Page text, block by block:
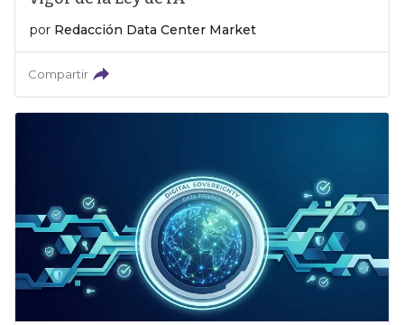
por Redacción Data Center Market
Compartir